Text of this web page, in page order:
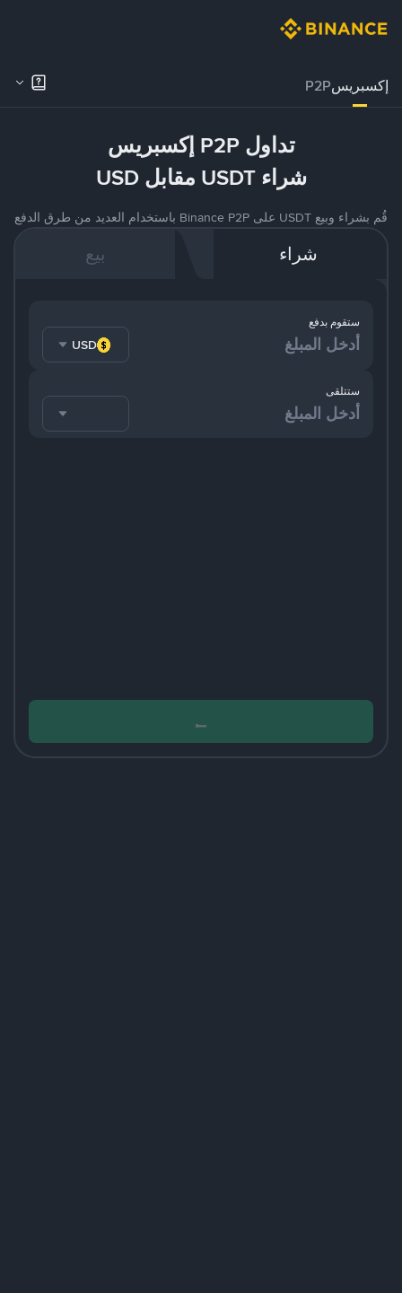
إكسبريسP2P
تداول P2P إكسبريس
شراء USDT مقابل USD
قُم بشراء وبيع USDT على Binance P2P باستخدام العديد من طرق الدفع
شراء بيع
ستقوم بدفع
USD
ستتلقى